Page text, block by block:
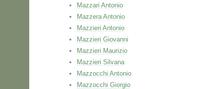
Mazzari Antonio
Mazzera Antonio
Mazzieri Antonio
Mazzieri Giovanni
Mazzieri Maurizio
Mazzieri Silvana
Mazzocchi Antonio
Mazzocchi Giorgio